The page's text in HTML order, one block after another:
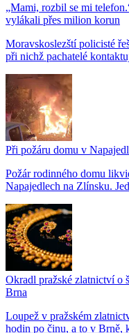
„Mami, rozbil se mi
vylákali přes milion korun
Moravskoslezští policisté
při nichž pachatelé
Při požáru domu v
Požár rodinného domu
Napajedlech na Zlínsku.
Okradl pražské zlatnictví o
Brna
Loupež v pražském
hodin po činu, a to v Brně,